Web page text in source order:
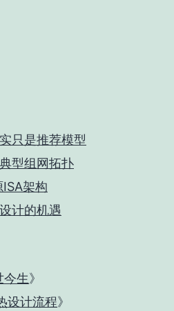
只是推荐模型
型组网拓扑
架构
计的机遇
今生》
设计流程》